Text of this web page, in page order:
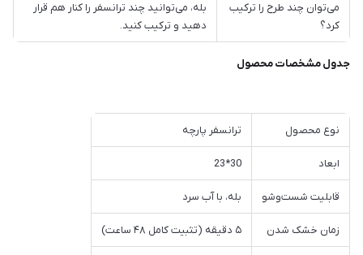
می‌توان چند طرح را ترکیب
کرد؟
بله، می‌توانید چند ترانسفر را کنار هم قرار
دهید و ترکیب کنید.
جدول مشخصات محصول
نوع محصول ترانسفر پارچه
ابعاد 30*23
قابلیت شست‌وشو بله، با آب سرد
زمان خشک شدن ۵ دقیقه (تثبیت کامل ۴۸ ساعت)